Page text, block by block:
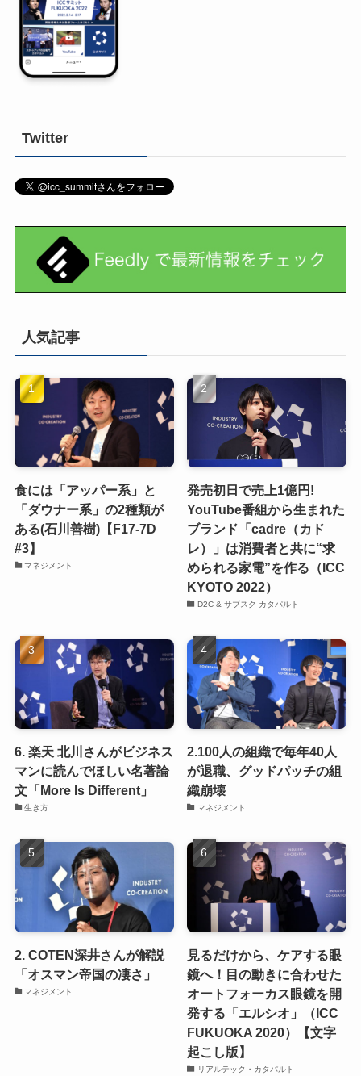
Twitter
人気記事
食には「アッパー系」と
「ダウナー系」の2種類が
ある(石川善樹)【F17-7D
#3】
マネジメント
発売初日で売上1億円!
YouTube番組から生まれた
ブランド「cadre（カド
レ）」は消費者と共に“求
められる家電”を作る（ICC
KYOTO 2022）
D2C & サブスク カタパルト
6. 楽天 北川さんがビジネス
マンに読んでほしい名著論
文「More Is Different」
生き方
2.100人の組織で毎年40人
が退職、グッドパッチの組
織崩壊
マネジメント
2. COTEN深井さんが解説
「オスマン帝国の凄さ」
マネジメント
見るだけから、ケアする眼
鏡へ！目の動きに合わせた
オートフォーカス眼鏡を開
発する「エルシオ」（ICC
FUKUOKA 2020）【文字
起こし版】
リアルテック・カタパルト